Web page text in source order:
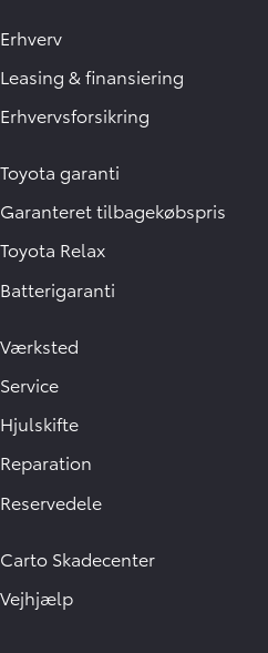
Erhverv
Leasing & finansiering
Erhvervsforsikring
Toyota garanti
Garanteret tilbagekøbspris
Toyota Relax
Batterigaranti
Værksted
Service
Hjulskifte
Reparation
Reservedele
Carto Skadecenter
Vejhjælp